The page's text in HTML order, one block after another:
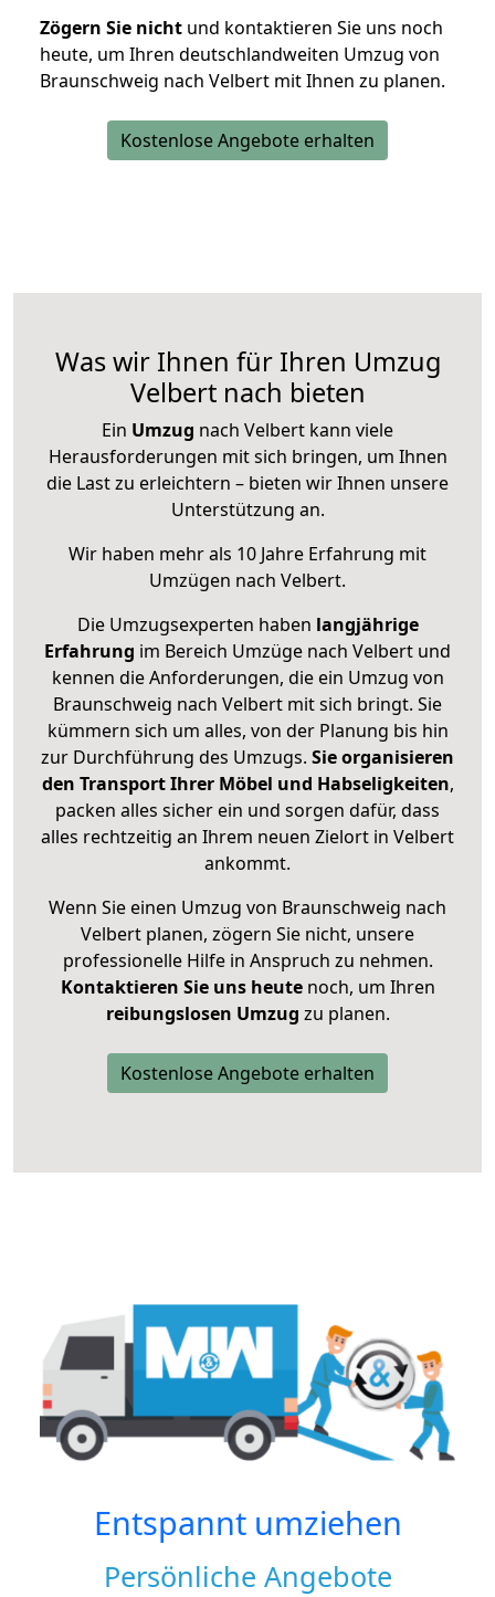
Zögern Sie nicht und kontaktieren Sie uns noch
heute, um Ihren deutschlandweiten Umzug von
Braunschweig nach Velbert mit Ihnen zu planen.
Kostenlose Angebote erhalten
Was wir Ihnen für Ihren Umzug
Velbert nach bieten
Ein Umzug nach Velbert kann viele
Herausforderungen mit sich bringen, um Ihnen
die Last zu erleichtern – bieten wir Ihnen unsere
Unterstützung an.
Wir haben mehr als 10 Jahre Erfahrung mit
Umzügen nach Velbert.
Die Umzugsexperten haben langjährige
Erfahrung im Bereich Umzüge nach Velbert und
kennen die Anforderungen, die ein Umzug von
Braunschweig nach Velbert mit sich bringt. Sie
kümmern sich um alles, von der Planung bis hin
zur Durchführung des Umzugs. Sie organisieren
den Transport Ihrer Möbel und Habseligkeiten,
packen alles sicher ein und sorgen dafür, dass
alles rechtzeitig an Ihrem neuen Zielort in Velbert
ankommt.
Wenn Sie einen Umzug von Braunschweig nach
Velbert planen, zögern Sie nicht, unsere
professionelle Hilfe in Anspruch zu nehmen.
Kontaktieren Sie uns heutenoch, um Ihren
reibungslosen Umzug zu planen.
Kostenlose Angebote erhalten
Entspannt umziehen
Persönliche Angebote